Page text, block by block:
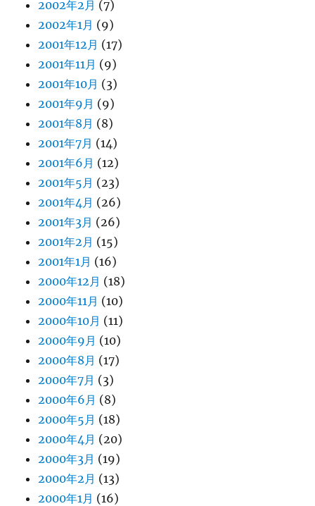
2002年2月 (7)
2002年1月 (9)
2001年12月 (17)
2001年11月 (9)
2001年10月 (3)
2001年9月 (9)
2001年8月 (8)
2001年7月 (14)
2001年6月 (12)
2001年5月 (23)
2001年4月 (26)
2001年3月 (26)
2001年2月 (15)
2001年1月 (16)
2000年12月 (18)
2000年11月 (10)
2000年10月 (11)
2000年9月 (10)
2000年8月 (17)
2000年7月 (3)
2000年6月 (8)
2000年5月 (18)
2000年4月 (20)
2000年3月 (19)
2000年2月 (13)
2000年1月 (16)